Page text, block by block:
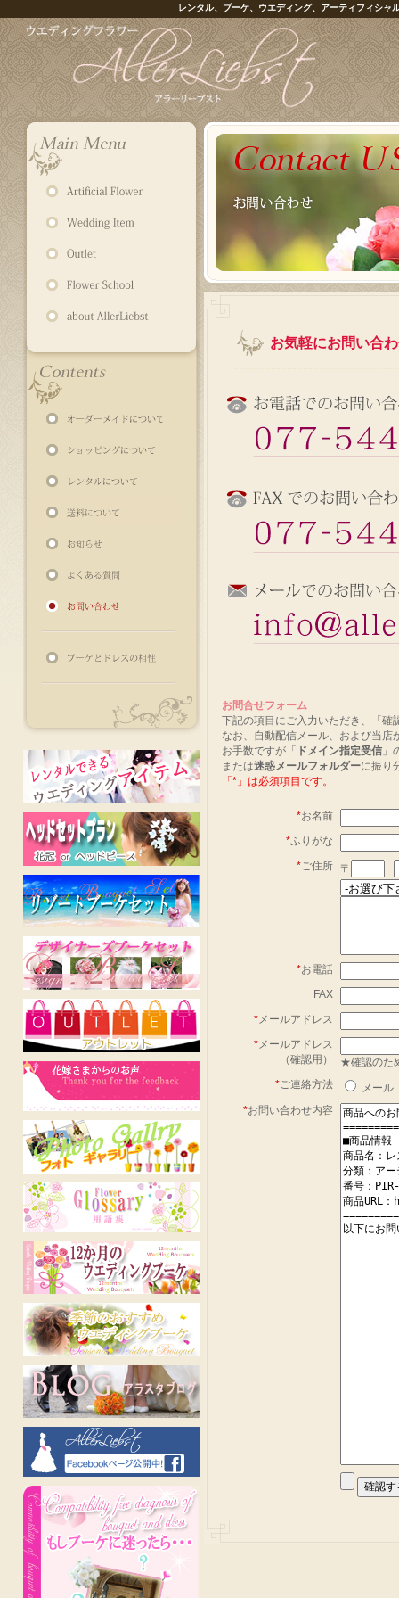
レンタル、ブーケ、ウエディング、アーティフィシャ
お気軽にお問い合
お問合せフォーム
下記の項目にご入力いただき、「確
なお、自動配信メール、および当店
お手数ですが「
ドメイン指定受信 」
または迷惑メールフォルダーに振り
「 * 」は必須項目です。
*お名前
*ふりがな
*ご住所 〒 -
*お電話
FAX
*メールアドレス
*メールアドレス
（確認用）
★確認のた
*ご連絡方法
メール
*お問い合わせ内容